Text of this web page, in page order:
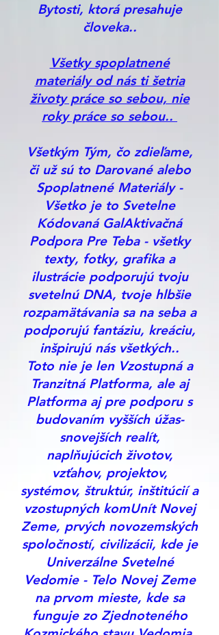
Bytosti, ktorá presahuje
človeka..
Všetky spoplatnené
materiály od nás ti šetria
životy práce so sebou, nie
roky práce so sebou..
Všetkým Tým, čo zdieľame,
či už sú to Darované alebo
Spoplatnené Materiály -
Všetko je to Svetelne
Kódovaná GalAktivačná
Podpora Pre Teba - všetky
texty, fotky, grafika a
ilustrácie podporujú tvoju
svetelnú DNA, tvoje hlbšie
rozpamätávania sa na seba a
podporujú fantáziu, kreáciu,
inšpirujú nás všetkých..
Toto nie je len Vzostupná a
Tranzitná Platforma, ale aj
Platforma aj pre podporu s
budovaním vyšších úžas-
snovejších realít,
naplňujúcich životov,
vzťahov, projektov,
systémov, štruktúr, inštitúcií a
vzostupných komUnít Novej
Zeme, prvých novozemských
spoločností, civilizácii, kde je
Univerzálne Svetelné
Vedomie - Telo Novej Zeme
na prvom mieste, kde sa
funguje zo Zjednoteného